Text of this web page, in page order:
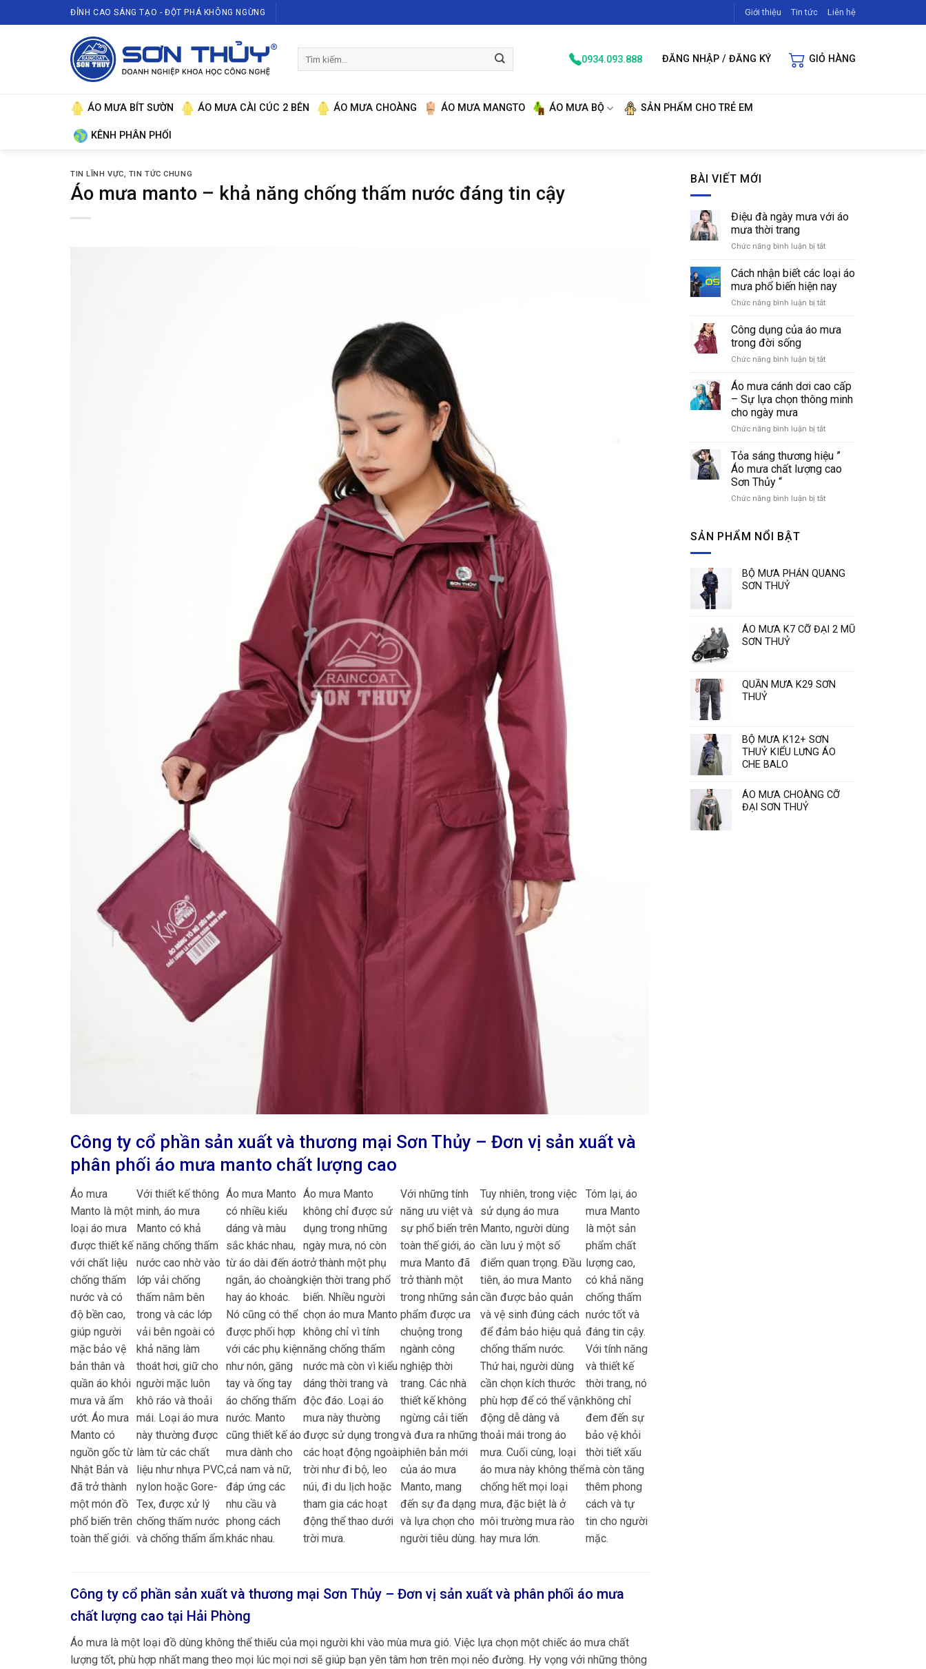
to
ĐỈNH CAO SÁNG TẠO - ĐỘT PHÁ KHÔNG NGỪNG Giới thiệu Tin tức Liên hệ
Tìm
0934.093.888 ĐĂNG NHẬP / ĐĂNG KÝ GIỎ HÀNG
ÁO MƯA BÍT SƯỜN ÁO MƯA CÀI CÚC 2 BÊN ÁO MƯA CHOÀNG ÁO MƯA MANGTO ÁO MƯA BỘ SẢN PHẨM CHO TRẺ EM
KÊNH PHÂN PHỐI
TIN LĨNH VỰC, TIN TỨC CHUNG
Áo mưa manto – khả năng chống thấm nước đáng tin cậy
Công ty cổ phần sản xuất và thương mại Sơn Thủy – Đơn vị sản xuất và
phân phối áo mưa manto chất lượng cao
Áo mưa
Manto là một
loại áo mưa
được thiết kế
với chất liệu
chống thấm
nước và có
độ bền cao,
giúp người
mặc bảo vệ
bản thân và
quần áo khỏi
mưa và ẩm
ướt. Áo mưa
Manto có
nguồn gốc từ
Nhật Bản và
đã trở thành
một món đồ
phổ biến trên
toàn thế giới.
Với thiết kế thông
minh, áo mưa
Manto có khả
năng chống thấm
nước cao nhờ vào
lớp vải chống
thấm nằm bên
trong và các lớp
vải bên ngoài có
khả năng làm
thoát hơi, giữ cho
người mặc luôn
khô ráo và thoải
mái. Loại áo mưa
này thường được
làm từ các chất
liệu như nhựa PVC,
nylon hoặc Gore-
Tex, được xử lý
chống thấm nước
và chống thấm ẩm.
Áo mưa Manto
có nhiều kiểu
dáng và màu
sắc khác nhau,
từ áo dài đến áo
ngắn, áo choàng
hay áo khoác.
Nó cũng có thể
được phối hợp
với các phụ kiện
như nón, găng
tay và ống tay
áo chống thấm
nước. Manto
cũng thiết kế áo
mưa dành cho
cả nam và nữ,
đáp ứng các
nhu cầu và
phong cách
khác nhau.
Áo mưa Manto
không chỉ được sử
dụng trong những
ngày mưa, nó còn
trở thành một phụ
kiện thời trang phổ
biến. Nhiều người
chọn áo mưa Manto
không chỉ vì tính
năng chống thấm
nước mà còn vì kiểu
dáng thời trang và
độc đáo. Loại áo
mưa này thường
được sử dụng trong
các hoạt động ngoài
trời như đi bộ, leo
núi, đi du lịch hoặc
tham gia các hoạt
động thể thao dưới
trời mưa.
Với những tính
năng ưu việt và
sự phổ biến trên
toàn thế giới, áo
mưa Manto đã
trở thành một
trong những sản
phẩm được ưa
chuộng trong
ngành công
nghiệp thời
trang. Các nhà
thiết kế không
ngừng cải tiến
và đưa ra những
phiên bản mới
của áo mưa
Manto, mang
đến sự đa dạng
và lựa chọn cho
người tiêu dùng.
Tuy nhiên, trong việc
sử dụng áo mưa
Manto, người dùng
cần lưu ý một số
điểm quan trọng. Đầu
tiên, áo mưa Manto
cần được bảo quản
và vệ sinh đúng cách
để đảm bảo hiệu quả
chống thấm nước.
Thứ hai, người dùng
cần chọn kích thước
phù hợp để có thể vận
động dễ dàng và
thoải mái trong áo
mưa. Cuối cùng, loại
áo mưa này không thể
chống hết mọi loại
mưa, đặc biệt là ở
môi trường mưa rào
hay mưa lớn.
Tóm lại, áo
mưa Manto
là một sản
phẩm chất
lượng cao,
có khả năng
chống thấm
nước tốt và
đáng tin cậy.
Với tính năng
và thiết kế
thời trang, nó
không chỉ
đem đến sự
bảo vệ khỏi
thời tiết xấu
mà còn tăng
thêm phong
cách và tự
tin cho người
mặc.
Công ty cổ phần sản xuất và thương mại Sơn Thủy – Đơn vị sản xuất và phân phối áo mưa
chất lượng cao tại Hải Phòng
Áo mưa là một loại đồ dùng không thể thiếu của mọi người khi vào mùa mưa gió. Việc lựa chọn một chiếc áo mưa chất
lượng tốt, phù hợp nhất mang theo mọi lúc mọi nơi sẽ giúp bạn yên tâm hơn trên mọi nẻo đường. Hy vọng với những thông
BÀI VIẾT MỚI
Điệu đà ngày mưa với áo
mưa thời trang
Chức năng bình luận bị tắt
đà
ngày
mưa
mưa
Cách nhận biết các loại áo
mưa phổ biến hiện nay
Chức năng bình luận bị tắt
nhận
mưa
phổ
biến
Công dụng của áo mưa
trong đời sống
Chức năng bình luận bị tắt
dụng
áo
sống
Áo mưa cánh dơi cao cấp
– Sự lựa chọn thông minh
cho ngày mưa
Chức năng bình luận bị tắt
mưa
cánh
dơi
minh
Tỏa sáng thương hiệu ”
Áo mưa chất lượng cao
Sơn Thủy “
Chức năng bình luận bị tắt
Áo
Sơn
SẢN PHẨM NỔI BẬT
BỘ MƯA PHẢN QUANG
SƠN THUỶ
ÁO MƯA K7 CỠ ĐẠI 2 MŨ
SƠN THUỶ
QUẦN MƯA K29 SƠN
THUỶ
BỘ MƯA K12+ SƠN
THUỶ KIỂU LƯNG ÁO
CHE BALO
ÁO MƯA CHOÀNG CỠ
ĐẠI SƠN THUỶ